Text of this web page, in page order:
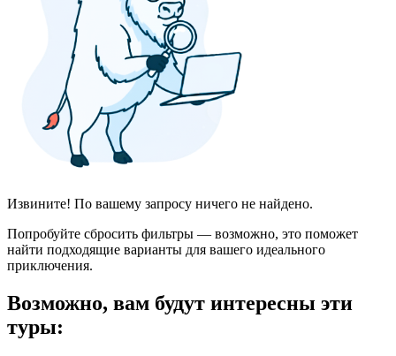
Извините! По вашему запросу ничего не найдено.
Попробуйте сбросить фильтры — возможно, это поможет
найти подходящие варианты для вашего идеального
приключения.
Возможно, вам будут интересны эти
туры: